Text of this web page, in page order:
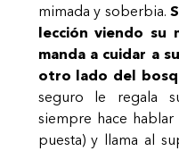
mimada y soberbia.
lección viendo su
manda a cuidar a
otro lado del
seguro le regala
siempre hace
puesta) y llama al